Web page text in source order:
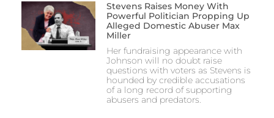
Stevens Raises Money With
Powerful Politician Propping Up
Alleged Domestic Abuser Max
Miller
Her fundraising appearance with
Johnson will no doubt raise
questions with voters as Stevens is
hounded by credible accusations
of a long record of supporting
abusers and predators.